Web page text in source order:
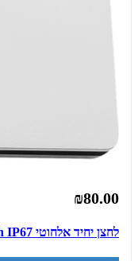
₪80.00
לחצן יחיד אלחוטי QuickSwitch IP67